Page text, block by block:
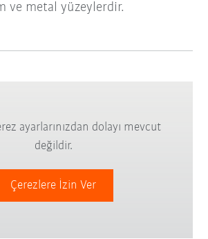
ve metal yüzeylerdir.
ayarlarınızdan dolayı mevcut
değildir.
Çerezlere İzin Ver